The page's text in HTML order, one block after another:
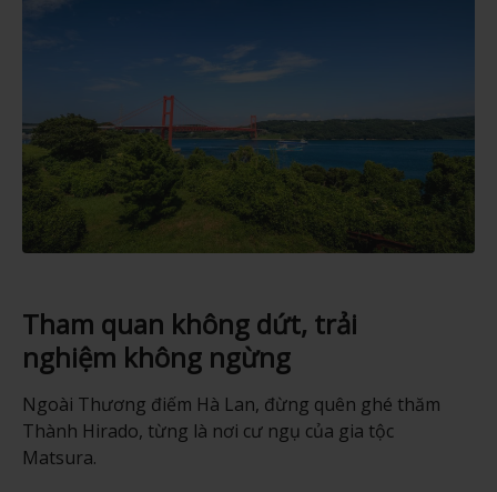
Tham quan không dứt, trải
nghiệm không ngừng
Ngoài Thương điếm Hà Lan, đừng quên ghé thăm
Thành Hirado, từng là nơi cư ngụ của gia tộc
Matsura.